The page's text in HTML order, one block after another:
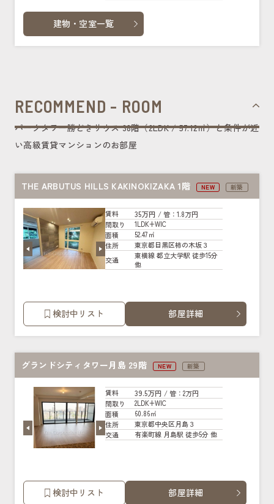
建物・空室一覧
RECOMMEND - ROOM
パークタワー勝どきサウス 38階（2LDK / 57.12㎡）と条件が近
い高級賃貸マンションのお部屋
THE ARBUTUS HILLS KAKINOKIZAKA 1階 NEW 新築
賃料 35万円 / 管：1.8万円
間取り
1LDK+WIC
面積
52.47㎡
住所
東京都目黒区柿の木坂３
交通
東横線 都立大学駅 徒歩15分
他
検討中リスト 部屋詳細
グランドシティタワー月島 29階 NEW 新築
賃料 39.5万円 / 管：2万円
間取り
2LDK+WIC
面積
60.86㎡
住所
東京都中央区月島３
交通
有楽町線 月島駅 徒歩5分 他
検討中リスト 部屋詳細